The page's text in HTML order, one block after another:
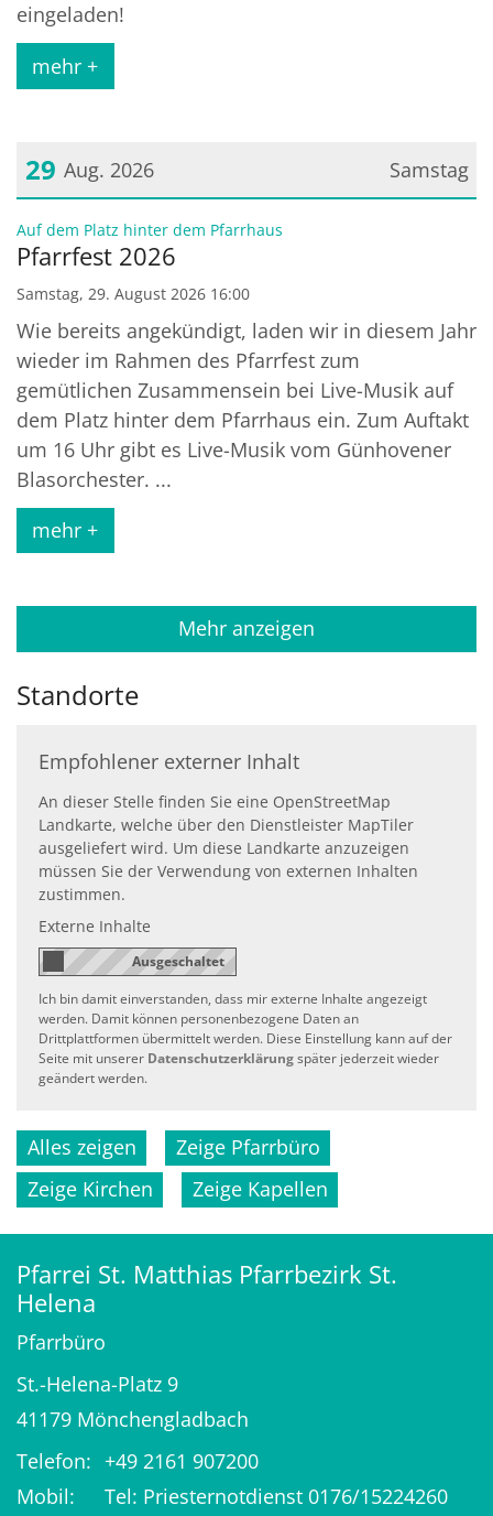
eingeladen!
mehr +
Samstag
29 Aug. 2026
Datum: 29. August 2026
Auf dem Platz hinter dem Pfarrhaus
Pfarrfest 2026
Samstag, 29. August 2026 16:00
Wie bereits angekündigt, laden wir in diesem Jahr
wieder im Rahmen des Pfarrfest zum
gemütlichen Zusammensein bei Live-Musik auf
dem Platz hinter dem Pfarrhaus ein. Zum Auftakt
um 16 Uhr gibt es Live-Musik vom Günhovener
Blasorchester. ...
mehr +
Mehr anzeigen
Standorte
Empfohlener externer Inhalt
An dieser Stelle finden Sie eine OpenStreetMap
Landkarte, welche über den Dienstleister MapTiler
ausgeliefert wird. Um diese Landkarte anzuzeigen
müssen Sie der Verwendung von externen Inhalten
zustimmen.
Externe Inhalte
Ich bin damit einverstanden, dass mir externe Inhalte angezeigt
werden. Damit können personenbezogene Daten an
Drittplattformen übermittelt werden. Diese Einstellung kann auf der
Seite mit unserer Datenschutzerklärungspäter jederzeit wieder
geändert werden.
Alles zeigen
Zeige Pfarrbüro
Zeige Kirchen
Zeige Kapellen
Pfarrei St. Matthias Pfarrbezirk St.
Helena
Pfarrbüro
St.-Helena-Platz 9
41179 Mönchengladbach
Telefon: +49 2161 907200
Mobil:
Tel: Priesternotdienst 0176/15224260